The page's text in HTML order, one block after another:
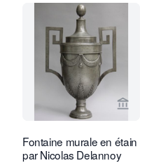
Voir
Fontaine murale en étain
par Nicolas Delannoy